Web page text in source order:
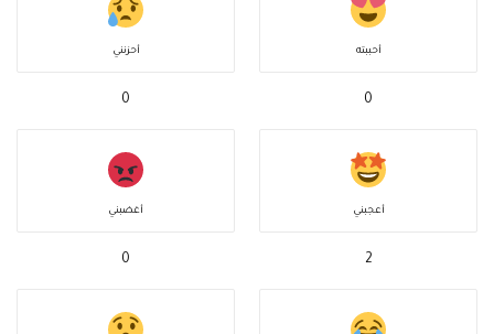
أحببته
0
أحزنني
0
أعجبني
2
أغضبني
0